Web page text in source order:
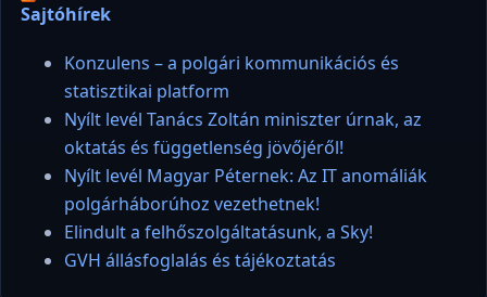
Sajtóhírek
Konzulens – a polgári kommunikációs és
statisztikai platform
Nyílt levél Tanács Zoltán miniszter úrnak, az
oktatás és függetlenség jövőjéről!
Nyílt levél Magyar Péternek: Az IT anomáliák
polgárháborúhoz vezethetnek!
Elindult a felhőszolgáltatásunk, a Sky!
GVH állásfoglalás és tájékoztatás